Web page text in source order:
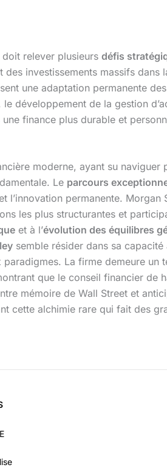
relever plusieurs défis
des investissements massifs
une adaptation permanente
développement de la gestion
une finance plus durable et
moderne, ayant su
Le parcours
l’innovation permanente. Morgan
les plus structurantes et
et à l’évolution des équilibres
semble résider dans sa
La firme demeure
que le conseil financier de
mémoire de Wall Street et
cette alchimie rare qui fait des